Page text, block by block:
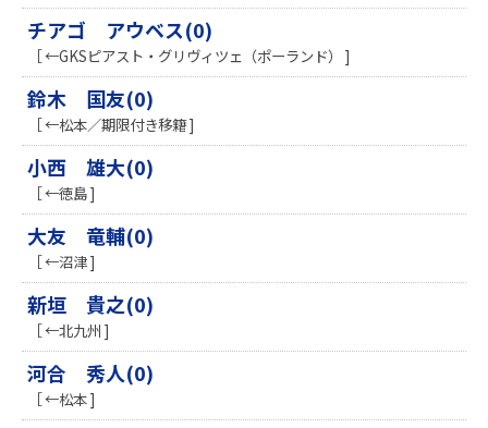
チアゴ アウベス(0)
［ ←GKSピアスト・グリヴィツェ（ポーランド） ]
鈴木 国友(0)
［ ←松本／期限付き移籍 ]
小西 雄大(0)
［ ←徳島 ]
大友 竜輔(0)
［ ←沼津 ]
新垣 貴之(0)
［ ←北九州 ]
河合 秀人(0)
［ ←松本 ]